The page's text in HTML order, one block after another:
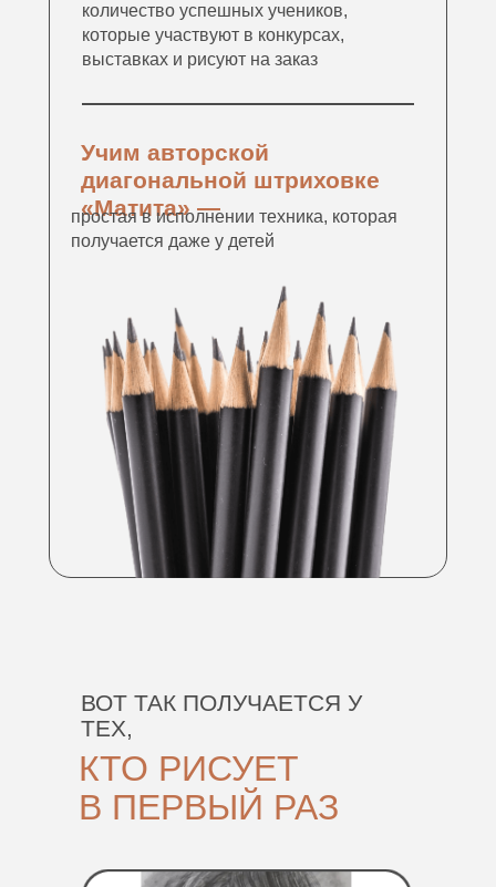
количество успешных учеников,
которые участвуют в конкурсах,
выставках и рисуют на заказ
Учим авторской
диагональной штриховке
«Матита» —
простая в исполнении техника, которая
получается даже у детей
КТО РИСУЕТ
В ПЕРВЫЙ РАЗ
ВОТ ТАК ПОЛУЧАЕТСЯ У
ТЕХ,